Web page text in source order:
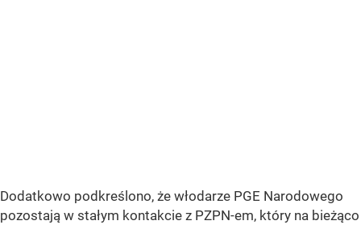
Dodatkowo podkreślono, że włodarze PGE Narodowego
pozostają w stałym kontakcie z PZPN-em, który na bieżąco